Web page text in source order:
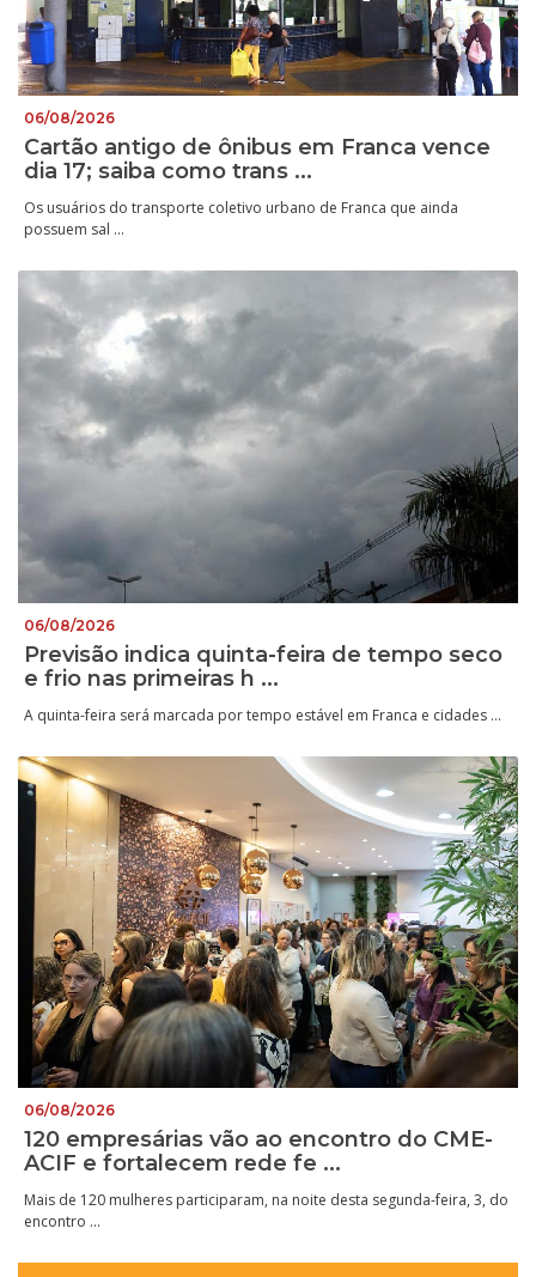
06/08/2026
Cartão antigo de ônibus em Franca vence
dia 17; saiba como trans ...
Os usuários do transporte coletivo urbano de Franca que ainda
possuem sal ...
06/08/2026
Previsão indica quinta-feira de tempo seco
e frio nas primeiras h ...
A quinta-feira será marcada por tempo estável em Franca e cidades ...
06/08/2026
120 empresárias vão ao encontro do CME-
ACIF e fortalecem rede fe ...
Mais de 120 mulheres participaram, na noite desta segunda-feira, 3, do
encontro ...